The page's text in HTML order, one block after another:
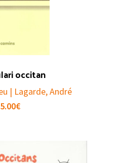
occitan
| Lagarde, André
€